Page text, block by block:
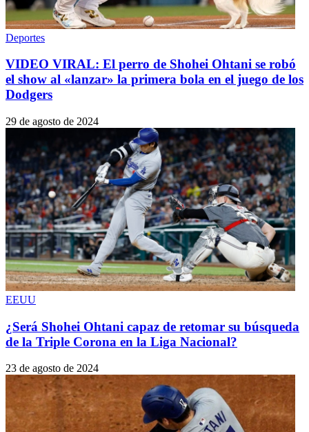
Deportes
VIDEO VIRAL: El perro de Shohei Ohtani se robó
el show al «lanzar» la primera bola en el juego de los
Dodgers
29 de agosto de 2024
EEUU
¿Será Shohei Ohtani capaz de retomar su búsqueda
de la Triple Corona en la Liga Nacional?
23 de agosto de 2024